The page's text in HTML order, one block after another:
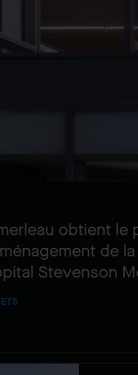
obtient le
de
Stevenson